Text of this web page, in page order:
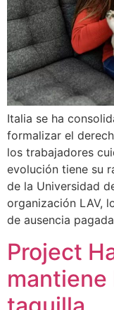
Italia se ha
formalizar el
los trabajadores
evolución tiene su
de la Universidad
organización LAV,
de ausencia
Project
mantiene